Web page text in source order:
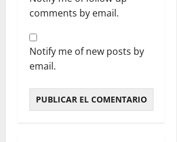
comments by email.
Notify me of new posts by
email.